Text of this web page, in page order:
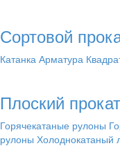
Сортовой
Катанка Арматура
Плоский прокат
Горячекатаные рулоны
рулоны Холоднокатаный